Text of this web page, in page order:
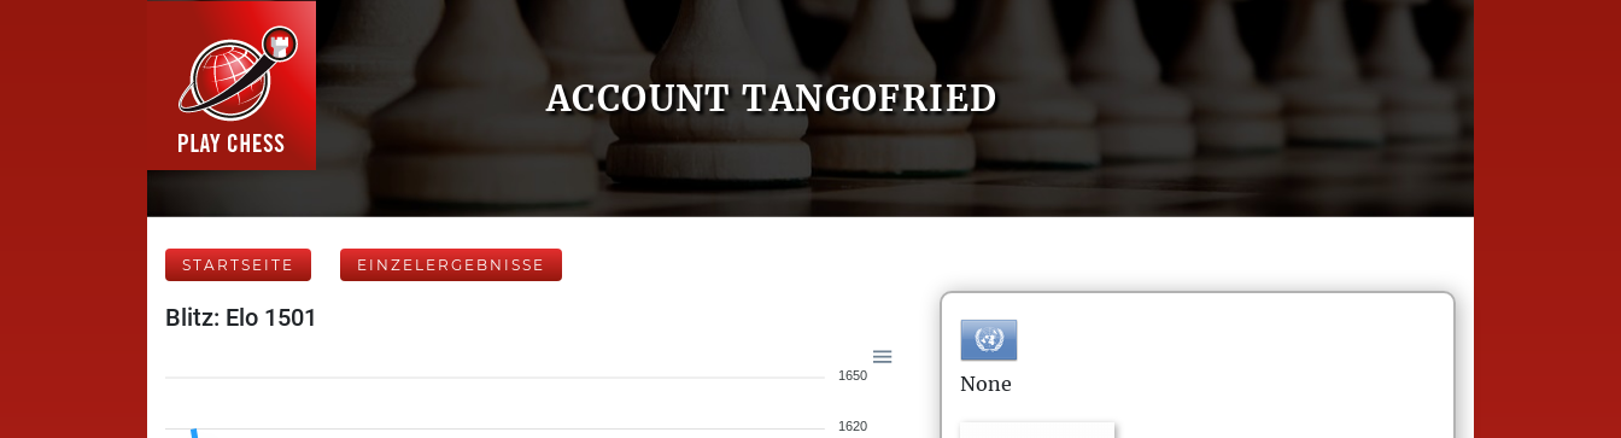
ACCOUNT TANGOFRIED
STARTSEITE EINZELERGEBNISSE
Blitz: Elo 1501
1650
1620
None